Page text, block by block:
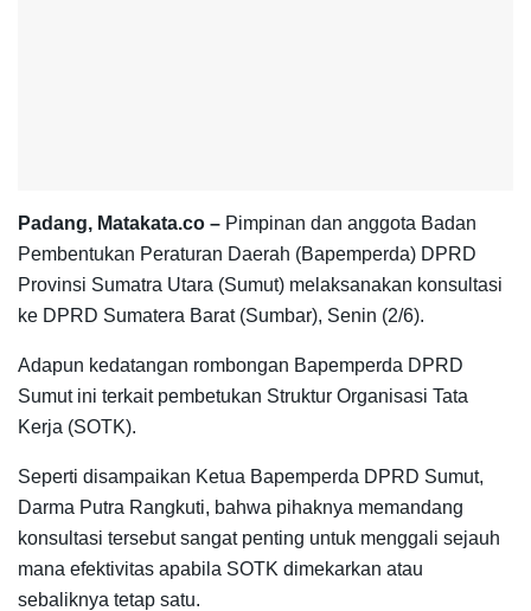
Padang, Matakata.co – Pimpinan dan anggota Badan
Pembentukan Peraturan Daerah (Bapemperda) DPRD
Provinsi Sumatra Utara (Sumut) melaksanakan konsultasi
ke DPRD Sumatera Barat (Sumbar), Senin (2/6).
Adapun kedatangan rombongan Bapemperda DPRD
Sumut ini terkait pembetukan Struktur Organisasi Tata
Kerja (SOTK).
Seperti disampaikan Ketua Bapemperda DPRD Sumut,
Darma Putra Rangkuti, bahwa pihaknya memandang
konsultasi tersebut sangat penting untuk menggali sejauh
mana efektivitas apabila SOTK dimekarkan atau
sebaliknya tetap satu.